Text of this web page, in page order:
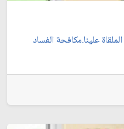
علينا.مكافحة الفساد